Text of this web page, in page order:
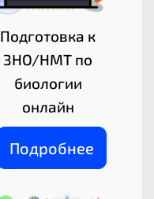
Подготовка к
ЗНО/НМТ по
биологии
онлайн
Подробнее